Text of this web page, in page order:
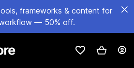
frameworks & content for
— 50% off.